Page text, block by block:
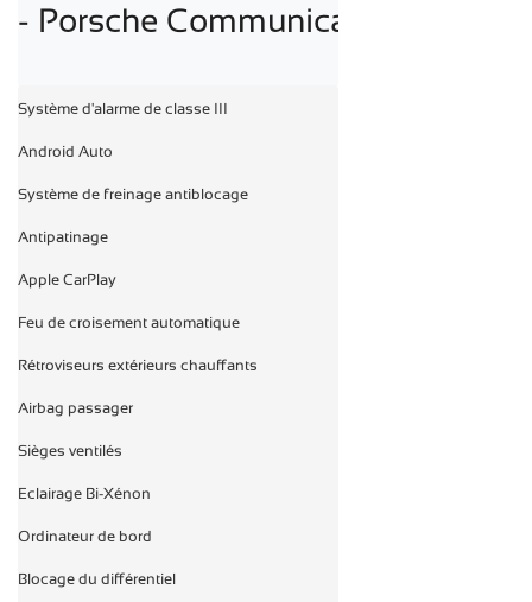
- Porsche Communication
Système d'alarme de classe III
Android Auto
Système de freinage antiblocage
Antipatinage
Apple CarPlay
Feu de croisement automatique
Rétroviseurs extérieurs chauffants
Airbag passager
Sièges ventilés
Eclairage Bi-Xénon
Ordinateur de bord
Blocage du différentiel